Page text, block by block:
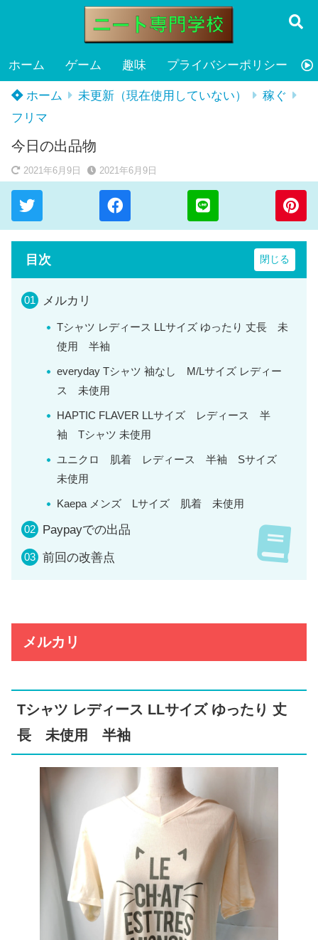
ホーム ゲーム 趣味 プライバシーポリシー
ホーム 未更新（現在使用していない）
稼ぐ
フリマ
今日の出品物
2021年6月9日 2021年6月9日
目次
メルカリ
Tシャツ レディース LLサイズ ゆったり 丈長 未
使用 半袖
everyday Tシャツ 袖なし M/Lサイズ レディー
ス 未使用
HAPTIC FLAVER LLサイズ レディース 半
袖 Tシャツ 未使用
ユニクロ 肌着 レディース 半袖 Sサイズ
未使用
Kaepa メンズ Lサイズ 肌着 未使用
Paypayでの出品
前回の改善点
メルカリ
Tシャツ レディース LLサイズ ゆったり 丈
長 未使用 半袖